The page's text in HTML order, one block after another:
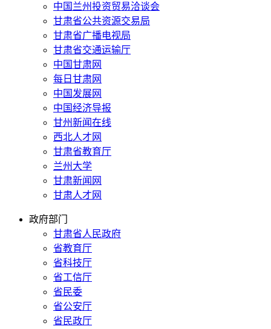
中国兰州投资贸易洽谈会
甘肃省公共资源交易局
甘肃省广播电视局
甘肃省交通运输厅
中国甘肃网
每日甘肃网
中国发展网
中国经济导报
甘州新闻在线
西北人才网
甘肃省教育厅
兰州大学
甘肃新闻网
甘肃人才网
政府部门
甘肃省人民政府
省教育厅
省科技厅
省工信厅
省民委
省公安厅
省民政厅